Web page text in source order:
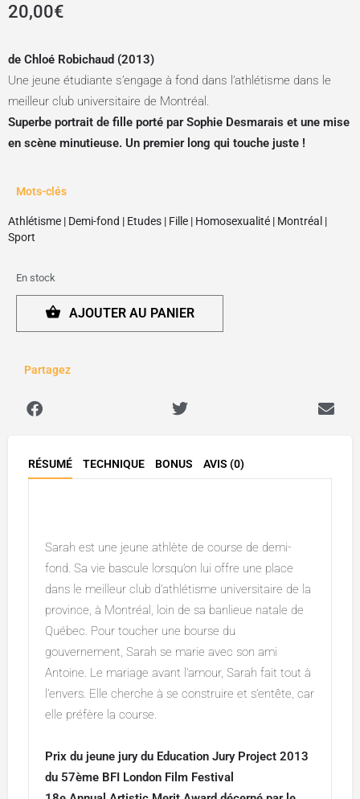
20,00€
de Chloé Robichaud (2013)
Une jeune étudiante s’engage à fond dans l’athlétisme dans le
meilleur club universitaire de Montréal.
Superbe portrait de fille porté par Sophie Desmarais et une mise
en scène minutieuse. Un premier long qui touche juste !
Mots-clés
Athlétisme | Demi-fond | Etudes | Fille | Homosexualité | Montréal |
Sport
En stock
AJOUTER AU PANIER
Partagez
RÉSUMÉ TECHNIQUE BONUS AVIS (0)
Sarah est une jeune athlète de course de demi-
fond. Sa vie bascule lorsqu’on lui offre une place
dans le meilleur club d’athlétisme universitaire de la
province, à Montréal, loin de sa banlieue natale de
Québec. Pour toucher une bourse du
gouvernement, Sarah se marie avec son ami
Antoine. Le mariage avant l’amour, Sarah fait tout à
l’envers. Elle cherche à se construire et s’entête, car
elle préfère la course.
Prix du jeune jury du Education Jury Project 2013
du 57ème BFI London Film Festival